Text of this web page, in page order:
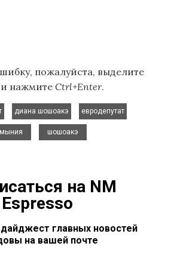
пожалуйста, выделите
и нажмите Ctrl+Enter.
диана шошоакэ
евродепутат
шошоакэ
на NM
Espresso
главных новостей
на вашей почте